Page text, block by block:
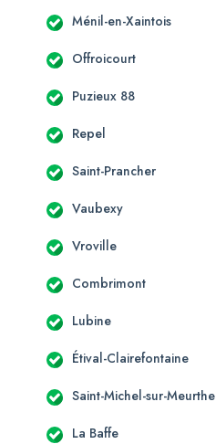
Ménil-en-Xaintois
Offroicourt
Puzieux 88
Repel
Saint-Prancher
Vaubexy
Vroville
Combrimont
Lubine
Étival-Clairefontaine
Saint-Michel-sur-Meurthe
La Baffe